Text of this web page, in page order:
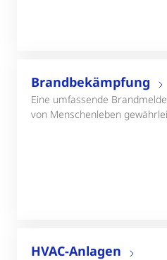
Brandbekämpfung
Eine umfassende
von Menschenleben
HVAC-Anlagen